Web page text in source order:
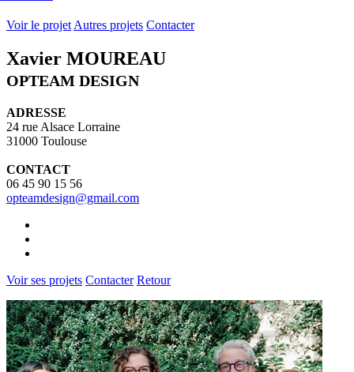
Voir le projet Autres projets Contacter
Xavier MOUREAU
OPTEAM DESIGN
ADRESSE
24 rue Alsace Lorraine
31000 Toulouse
CONTACT
06 45 90 15 56
opteamdesign@gmail.com
Voir ses projets Contacter Retour